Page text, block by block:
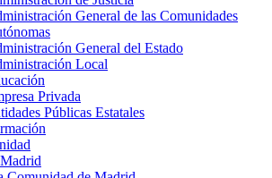
General de las Comunidades
General del Estado
Local
Privada
Públicas Estatales